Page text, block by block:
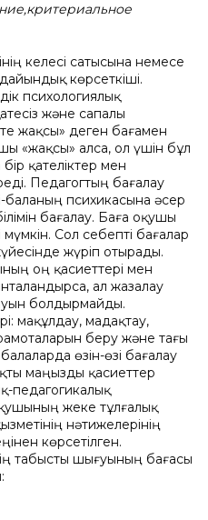
келесі сатысына немесе
көрсеткіші.
психологиялық
және сапалы
жақсы» деген бағамен
«жақсы» алса, ол үшін бұл
қателіктер мен
Педагогтың бағалау
психикасына әсер
бағалау. Баға оқушы
мүмкін. Сол себепті бағалар
жүріп отырады.
оң қасиеттері мен
ал жазалау
болдырмайды.
мақұлдау, мадақтау,
беру және тағы
өзін-өзі бағалау
маңызды қасиеттер
педагогикалық
жеке тұлғалық
нәтижелеpiнiң
көpсетiлген.
табысты шығуының бағасы